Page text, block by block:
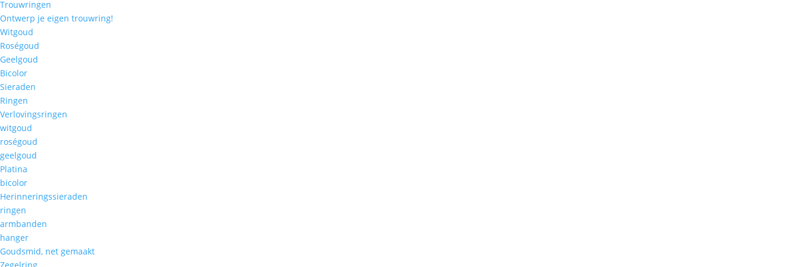
Trouwringen
Ontwerp je eigen trouwring!
Witgoud
Roségoud
Geelgoud
Bicolor
Sieraden
Ringen
Verlovingsringen
witgoud
roségoud
geelgoud
Platina
bicolor
Herinneringssieraden
ringen
armbanden
hanger
Goudsmid, net gemaakt